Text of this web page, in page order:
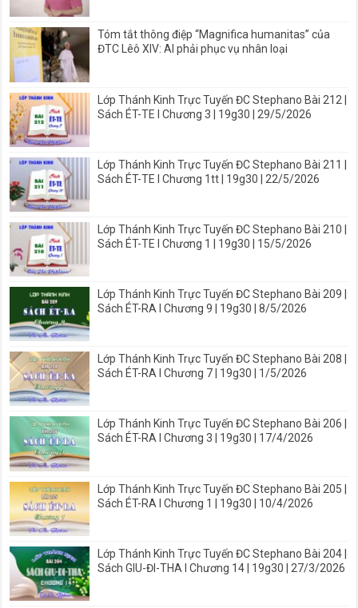
Tóm tắt thông điệp “Magnifica humanitas” của
ĐTC Lêô XIV: AI phải phục vụ nhân loại
Lớp Thánh Kinh Trực Tuyến ĐC Stephano Bài 212 |
Sách ÉT-TE I Chương 3 | 19g30 | 29/5/2026
Lớp Thánh Kinh Trực Tuyến ĐC Stephano Bài 211 |
Sách ÉT-TE I Chương 1tt | 19g30 | 22/5/2026
Lớp Thánh Kinh Trực Tuyến ĐC Stephano Bài 210 |
Sách ÉT-TE I Chương 1 | 19g30 | 15/5/2026
Lớp Thánh Kinh Trực Tuyến ĐC Stephano Bài 209 |
Sách ÉT-RA I Chương 9 | 19g30 | 8/5/2026
Lớp Thánh Kinh Trực Tuyến ĐC Stephano Bài 208 |
Sách ÉT-RA I Chương 7 | 19g30 | 1/5/2026
Lớp Thánh Kinh Trực Tuyến ĐC Stephano Bài 206 |
Sách ÉT-RA I Chương 3 | 19g30 | 17/4/2026
Lớp Thánh Kinh Trực Tuyến ĐC Stephano Bài 205 |
Sách ÉT-RA I Chương 1 | 19g30 | 10/4/2026
Lớp Thánh Kinh Trực Tuyến ĐC Stephano Bài 204 |
Sách GIU-ĐI-THA I Chương 14 | 19g30 | 27/3/2026